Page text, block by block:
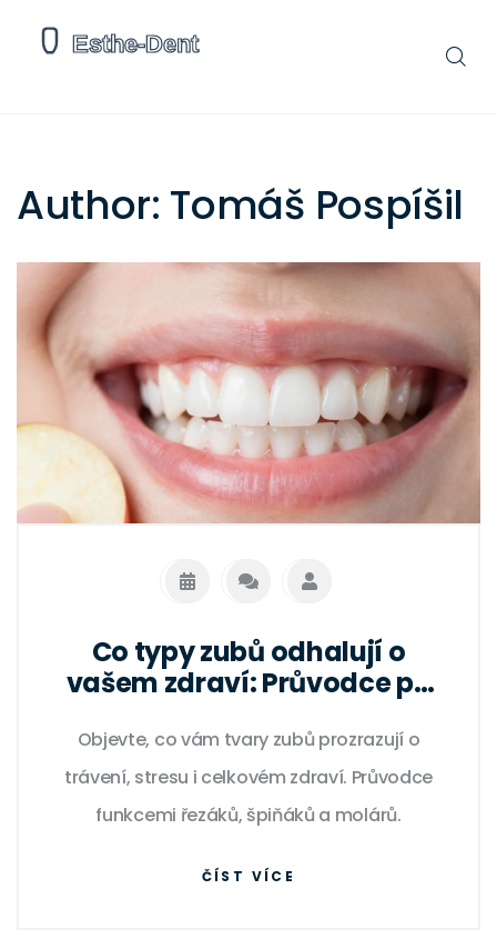
Author: Tomáš Pospíšil
Co typy zubů odhalují o
vašem zdraví: Průvodce po
Objevte, co vám tvary zubů prozrazují o
trávení, stresu i celkovém zdraví. Průvodce
funkcemi řezáků, špiňáků a molárů.
ČÍST VÍCE